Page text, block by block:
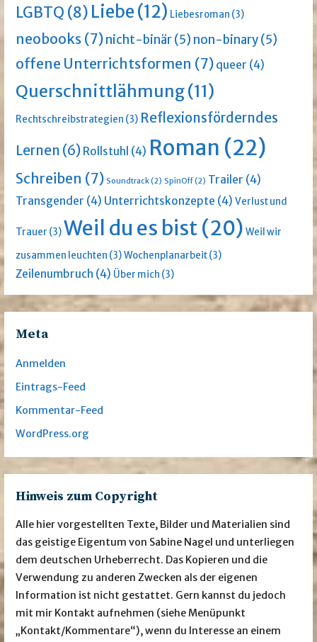
LGBTQ (8) Liebe(12) Liebesroman (3)
neobooks (7)nicht-binär(5) non-binary(5)
offene Unterrichtsformen (7) queer (4)
Querschnittlähmung(11)
Rechtschreibstrategien (3) Reflexionsförderndes
Lernen (6) Rollstuhl (4) Roman (22)
Schreiben (7) Soundtrack(2) SpinOff(2) Trailer (4)
Transgender (4) Unterrichtskonzepte (4) Verlust und
Trauer (3)Weil du es bist(20) Weil wir
zusammen leuchten (3)Wochenplanarbeit(3)
Zeilenumbruch (4) Über mich (3)
Meta
Anmelden
Eintrags-Feed
Kommentar-Feed
WordPress.org
Hinweis zum Copyright
Alle hier vorgestellten Texte, Bilder und Materialien sind
das geistige Eigentum von Sabine Nagel und unterliegen
dem deutschen Urheberrecht. Das Kopieren und die
Verwendung zu anderen Zwecken als der eigenen
Information ist nicht gestattet. Gern kannst du jedoch
mit mir Kontakt aufnehmen (siehe Menüpunkt
„Kontakt/Kommentare“), wenn du Interesse an einem